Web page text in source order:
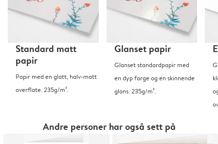
Standard matt
papir
Papir med en glatt, halv-matt
overflate. 235g/m².
Glanset papir
Glanset standardpapir med
en dyp farge og en skinnende
glans. 235g/m².
Andre personer har også sett på